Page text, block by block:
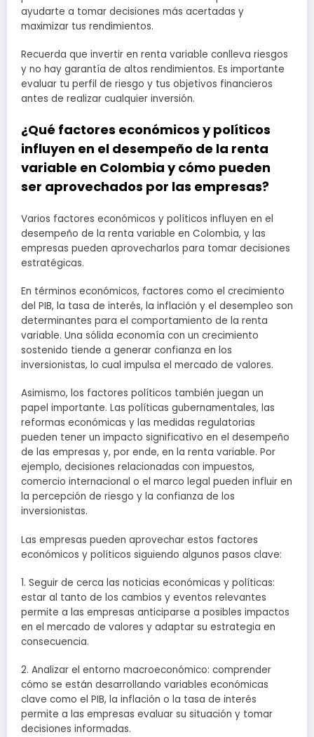
ayudarte a tomar decisiones más acertadas y
maximizar tus rendimientos.
Recuerda que invertir en renta variable conlleva riesgos
y no hay garantía de altos rendimientos. Es importante
evaluar tu perfil de riesgo y tus objetivos financieros
antes de realizar cualquier inversión.
¿Qué factores económicos y políticos
influyen en el desempeño de la renta
variable en Colombia y cómo pueden
ser aprovechados por las empresas?
Varios factores económicos y políticos influyen en el
desempeño de la renta variable en Colombia, y las
empresas pueden aprovecharlos para tomar decisiones
estratégicas.
En términos económicos, factores como el crecimiento
del PIB, la tasa de interés, la inflación y el desempleo son
determinantes para el comportamiento de la renta
variable. Una sólida economía con un crecimiento
sostenido tiende a generar confianza en los
inversionistas, lo cual impulsa el mercado de valores.
Asimismo, los factores políticos también juegan un
papel importante. Las políticas gubernamentales, las
reformas económicas y las medidas regulatorias
pueden tener un impacto significativo en el desempeño
de las empresas y, por ende, en la renta variable. Por
ejemplo, decisiones relacionadas con impuestos,
comercio internacional o el marco legal pueden influir en
la percepción de riesgo y la confianza de los
inversionistas.
Las empresas pueden aprovechar estos factores
económicos y políticos siguiendo algunos pasos clave:
1. Seguir de cerca las noticias económicas y políticas:
estar al tanto de los cambios y eventos relevantes
permite a las empresas anticiparse a posibles impactos
en el mercado de valores y adaptar su estrategia en
consecuencia.
2. Analizar el entorno macroeconómico: comprender
cómo se están desarrollando variables económicas
clave como el PIB, la inflación o la tasa de interés
permite a las empresas evaluar su situación y tomar
decisiones informadas.